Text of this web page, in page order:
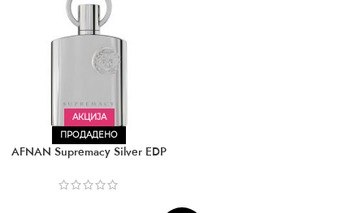
АКЦИЈА
ПРОДАДЕНО
AFNAN Supremacy Silver EDP